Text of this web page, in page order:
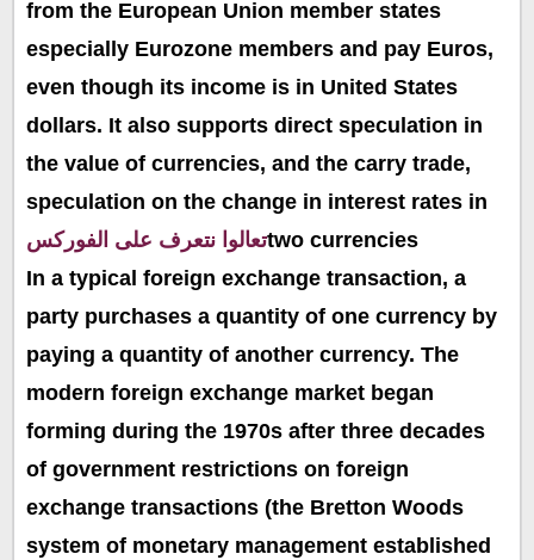
from the European Union member states
especially Eurozone members and pay Euros,
even though its income is in United States
dollars. It also supports direct speculation in
the value of currencies, and the carry trade,
speculation on the change in interest rates in
two currenciesتعالوا نتعرف على الفوركس
In a typical foreign exchange transaction, a
party purchases a quantity of one currency by
paying a quantity of another currency. The
modern foreign exchange market began
forming during the 1970s after three decades
of government restrictions on foreign
exchange transactions (the Bretton Woods
system of monetary management established